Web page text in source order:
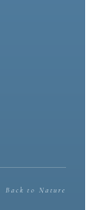
香因此稀少。這
年：吳秋伶與博
野最具代表性的
為每一道焙茶工
地關係的「識茶
，經年山嵐與朝
分級，能入她眼
袋之前，她都會
Back to Nature